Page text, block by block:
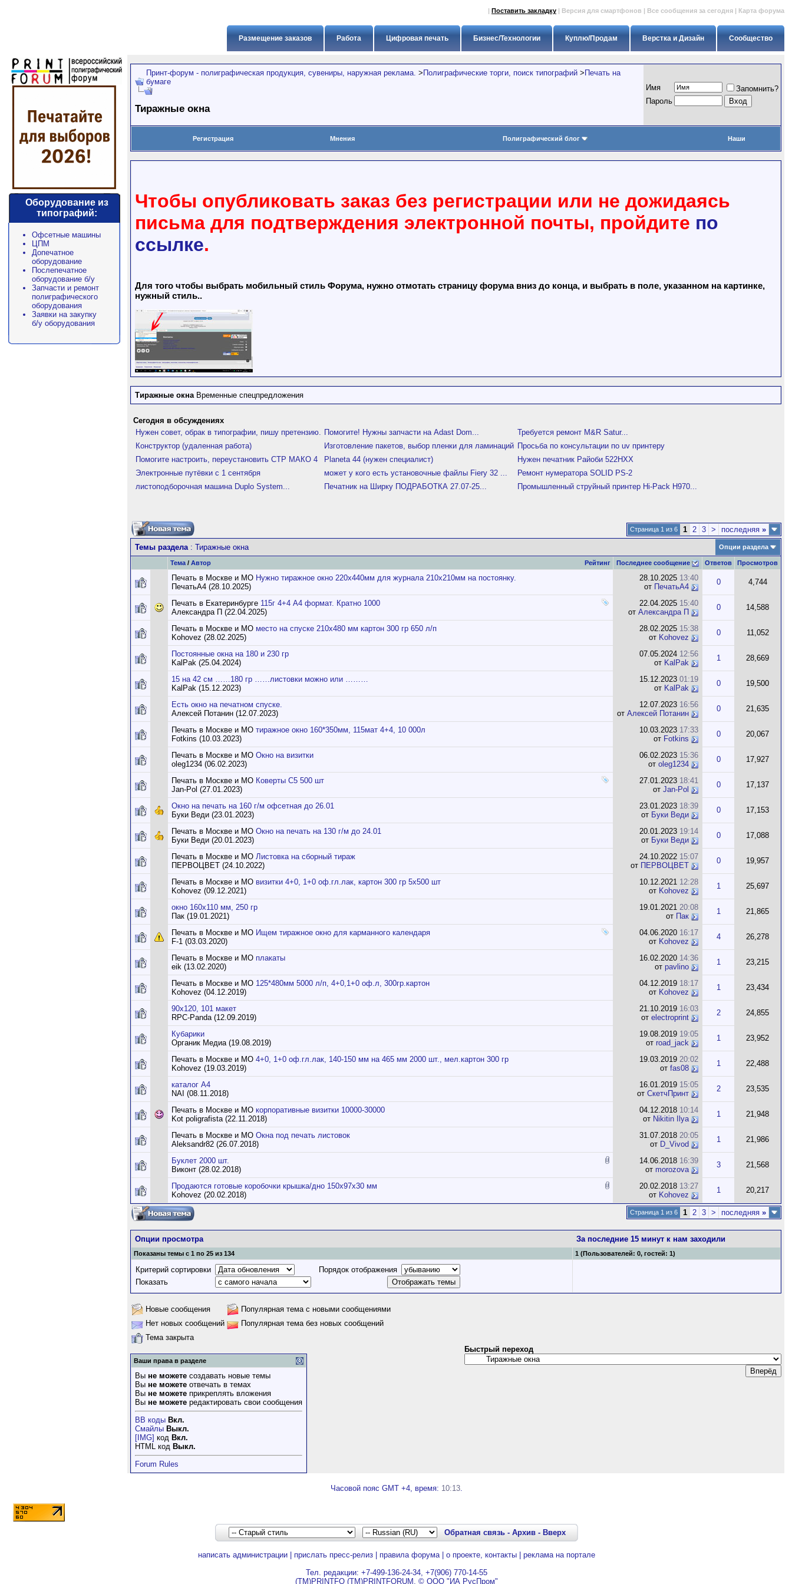
| Поставить закладку | Версия для смартфонов | Все сообщения за сегодня | Карта форума
Сообщество
Верстка и Дизайн
Куплю/Продам
Бизнес/Технологии
Цифровая печать
Работа
Размещение заказов
Оборудование из
типографий:
Офсетные машины
ЦПМ
Допечатное
оборудование
Послепечатное
оборудование б/у
Запчасти и ремонт
полиграфического
оборудования
Заявки на закупку
б/у оборудования
Принт-форум - полиграфическая продукция, сувениры, наружная реклама. > Полиграфические торги, поиск типографий > Печать на
бумаге
Тиражные окна
Имя
Запомнить?
Пapoль
Регистрация Мнения Полиграфический блог Наши
Чтобы опубликовать заказ без регистрации или не дожидаясь
письма для подтверждения электронной почты, пройдите по
ссылке.
Для того чтобы выбрать мобильный стиль Форума, нужно отмотать страницу форума вниз до конца, и выбрать в поле, указанном на картинке,
нужный стиль..
Тиражные окна Временные спецпредложения
Сегодня в обсуждениях
Нужен совет, обрак в типографии, пишу претензию. Помогите! Нужны запчасти на Adast Dom...
Требуется ремонт M&R Satur...
Конструктор (удаленная работа)
Изготовление пакетов, выбор пленки для ламинаций Просьба по консультации по uv принтеру
Помогите настроить, переустановить СТР МАКО 4
Planeta 44 (нужен специалист)
Нужен печатник Райоби 522HXX
Электронные путёвки с 1 сентября
может у кого есть установочные файлы Fiery 32 ...
Ремонт нумератора SOLID PS-2
листоподборочная машина Duplo System...
Печатник на Ширку ПОДРАБОТКА 27.07-25... Промышленный струйный принтер Hi-Pack H970...
Страница 1 из 6 1 2 3 > последняя »
Темы раздела: Тиражные окна Опции раздела
Рейтинг
Тема / Автор Последнее сообщение Ответов Просмотров
Печать в Москве и МО Нужно тиражное окно 220х440мм для журнала 210х210мм на постоянку.
ПечатьА4 (28.10.2025)
28.10.2025 13:40
от ПечатьА4
0 4,744
Печать в Екатеринбурге 115г 4+4 А4 формат. Кратно 1000
Александра П (22.04.2025)
22.04.2025 15:40
от Александра П
0 14,588
Печать в Москве и МО место на спуске 210х480 мм картон 300 гр 650 л/п
Kohovez (28.02.2025)
28.02.2025 15:38
от Kohovez
0 11,052
Постоянные окна на 180 и 230 гр
KalPak (25.04.2024)
07.05.2024 12:56
от KalPak
1 28,669
15 на 42 см ……180 гр ……листовки можно или ………
KalPak (15.12.2023)
15.12.2023 01:19
от KalPak
0 19,500
Есть окно на печатном спуске.
Алексей Потанин (12.07.2023)
12.07.2023 16:56
от Алексей Потанин
0 21,635
Печать в Москве и МО тиражное окно 160*350мм, 115мат 4+4, 10 000л
Fotkins (10.03.2023)
10.03.2023 17:33
от Fotkins
0 20,067
Печать в Москве и МО Окно на визитки
oleg1234 (06.02.2023)
06.02.2023 15:36
от oleg1234
0 17,927
Печать в Москве и МО Коверты С5 500 шт
Jan-Pol (27.01.2023)
27.01.2023 18:41
от Jan-Pol
0 17,137
Окно на печать на 160 г/м офсетная до 26.01
Буки Веди (23.01.2023)
23.01.2023 18:39
от Буки Веди
0 17,153
Печать в Москве и МО Окно на печать на 130 г/м до 24.01
Буки Веди (20.01.2023)
20.01.2023 19:14
от Буки Веди
0 17,088
Печать в Москве и МО Листовка на сборный тираж
ПЕРВОЦВЕТ (24.10.2022)
24.10.2022 15:07
от ПЕРВОЦВЕТ
0 19,957
Печать в Москве и МО визитки 4+0, 1+0 оф.гл.лак, картон 300 гр 5х500 шт
Kohovez (09.12.2021)
10.12.2021 12:28
от Kohovez
1 25,697
окно 160х110 мм, 250 гр
Пак (19.01.2021)
19.01.2021 20:08
от Пак
1 21,865
Печать в Москве и МО Ищем тиражное окно для карманного календаря
F-1 (03.03.2020)
04.06.2020 16:17
от Kohovez
4 26,278
Печать в Москве и МО плакаты
eik (13.02.2020)
16.02.2020 14:36
от pavlino
1 23,215
Печать в Москве и МО 125*480мм 5000 л/п, 4+0,1+0 оф.л, 300гр.картон
Kohovez (04.12.2019)
04.12.2019 18:17
от Kohovez
1 23,434
90х120, 101 макет
RPC-Panda (12.09.2019)
21.10.2019 16:03
от electroprint
2 24,855
Кубарики
Органик Медиа (19.08.2019)
19.08.2019 19:05
от road_jack
1 23,952
Печать в Москве и МО 4+0, 1+0 оф.гл.лак, 140-150 мм на 465 мм 2000 шт., мел.картон 300 гр
Kohovez (19.03.2019)
19.03.2019 20:02
от fas08
1 22,488
каталог А4
NAI (08.11.2018)
16.01.2019 15:05
от СкетчПринт
2 23,535
Печать в Москве и МО корпоративные визитки 10000-30000
Kot poligrafista (22.11.2018)
04.12.2018 10:14
от Nikitin Ilya
1 21,948
Печать в Москве и МО Окна под печать листовок
Aleksandr82 (26.07.2018)
31.07.2018 20:05
от D_Vivod
1 21,986
Буклет 2000 шт.
Виконт (28.02.2018)
14.06.2018 16:39
от morozova
3 21,568
Продаются готовые коробочки крышка/дно 150х97х30 мм
Kohovez (20.02.2018)
20.02.2018 13:27
от Kohovez
1 20,217
Страница 1 из 6 1 2 3 > последняя »
Опции просмотра За последние 15 минут к нам заходили
Показаны темы с 1 по 25 из 134 1 (Пользователей: 0, гостей: 1)
Критерий сортировки
Порядок отображения
Показать
Новые сообщения
Популярная тема с новыми сообщениями
Нет новых сообщений
Популярная тема без новых сообщений
Тема закрыта
Ваши права в разделе
Вы не можете создавать новые темы
Вы не можете отвечать в темах
Вы не можете прикреплять вложения
Вы не можете редактировать свои сообщения
BB коды Вкл.
Смайлы Выкл.
[IMG] код Вкл.
HTML код Выкл.
Forum Rules
Быстрый переход
Часовой пояс GMT +4, время: 10:13.
Обратная связь- Архив- Вверх
написать администрации| прислать пресс-релиз| правила форума| о проекте, контакты| реклама на портале
Тел. редакции: +7-499-136-24-34, +7(906) 770-14-55
(TM)PRINTFO (TM)PRINTFORUM, © ООО "ИА РусПром"